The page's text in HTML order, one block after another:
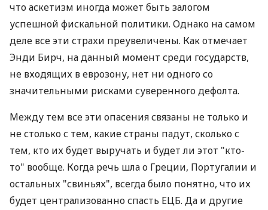
что аскетизм иногда может быть залогом
успешной фискальной политики. Однако на самом
деле все эти страхи преувеличены. Как отмечает
Энди Бирч, на данный момент среди государств,
не входящих в еврозону, нет ни одного со
значительными рисками суверенного дефолта.
Между тем все эти опасения связаны не только и
не столько с тем, какие страны падут, сколько с
тем, кто их будет выручать и будет ли этот "кто-
то" вообще. Когда речь шла о Греции, Португалии и
остальных "свиньях", всегда было понятно, что их
будет централизованно спасть ЕЦБ. Да и другие